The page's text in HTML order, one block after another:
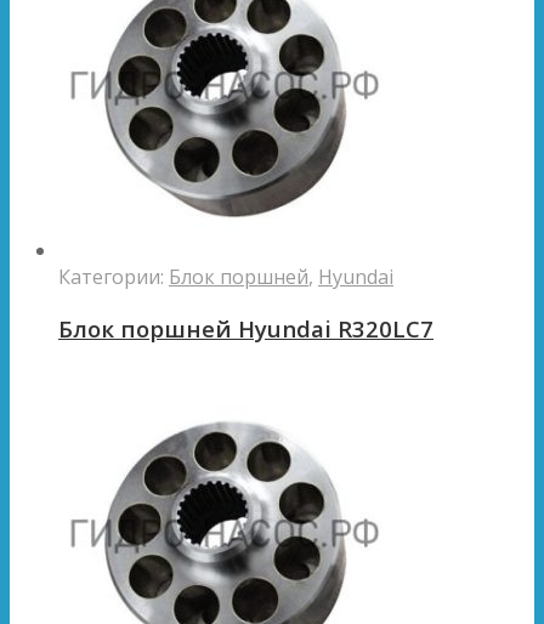
Категории: Блок поршней, Hyundai
Блок поршней Hyundai R320LC7